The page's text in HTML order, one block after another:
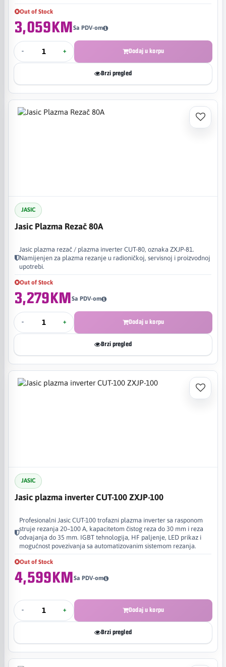
Out of Stock
3,059KMSa PDV-om
- + Dodaj u korpu
Brzi pregled
JASIC
Jasic Plazma Rezač 80A
Jasic plazma rezač / plazma inverter CUT-80, oznaka ZXJP-81.
Namijenjen za plazma rezanje u radioničkoj, servisnoj i proizvodnoj
upotrebi.
Out of Stock
3,279KMSa PDV-om
- + Dodaj u korpu
Brzi pregled
JASIC
Jasic plazma inverter CUT-100 ZXJP-100
Profesionalni Jasic CUT-100 trofazni plazma inverter sa rasponom
struje rezanja 20–100 A, kapacitetom čistog reza do 30 mm i reza
odvajanja do 35 mm. IGBT tehnologija, HF paljenje, LED prikaz i
mogućnost povezivanja sa automatizovanim sistemom rezanja.
Out of Stock
4,599KMSa PDV-om
- + Dodaj u korpu
Brzi pregled